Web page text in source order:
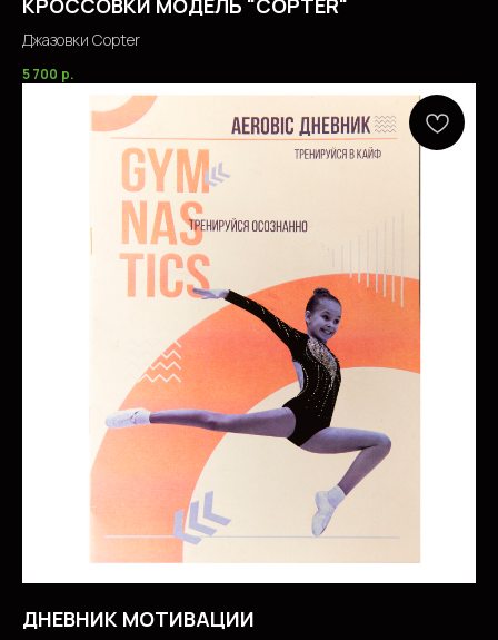
КРОССОВКИ МОДЕЛЬ "COPTER"
Джазовки Copter
5 700 р.
ДНЕВНИК МОТИВАЦИИ